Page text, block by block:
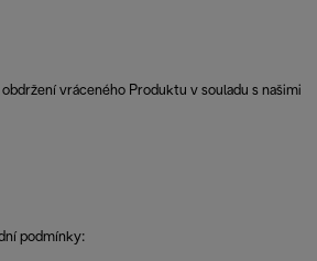
vráceného Produktu v souladu s našimi
podmínky: